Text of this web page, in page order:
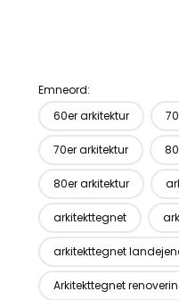
Emneord:
60er arkitektur
70er arkitektur
80er arkitektur
arkitekttegnet
arkitekttegnet
Arkitekttegnet